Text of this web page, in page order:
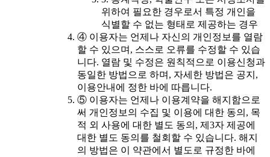
위하여 필요한 경우로서 특정 개인을
식별할 수 없는 형태로 제공하는 경우
④ 이용자는 언제나 자신의 개인정보를 열람
할 수 있으며, 스스로 오류를 수정할 수 있습
니다. 열람 및 수정은 원칙적으로 이용신청과
동일한 방법으로 하며, 자세한 방법은 공지,
이용안내에 정한 바에 따릅니다.
⑤ 이용자는 언제나 이용계약을 해지함으로
써 개인정보의 수집 및 이용에 대한 동의, 목
적 외 사용에 대한 별도 동의, 제3자 제공에
대한 별도 동의를 철회할 수 있습니다. 해지
의 방법은 이 약관에서 별도로 규정한 바에